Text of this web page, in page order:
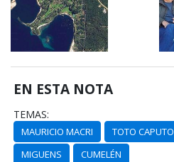
EN ESTA NOTA
TEMAS:
MAURICIO MACRI TOTO CAPUTO
MIGUENS
CUMELÉN